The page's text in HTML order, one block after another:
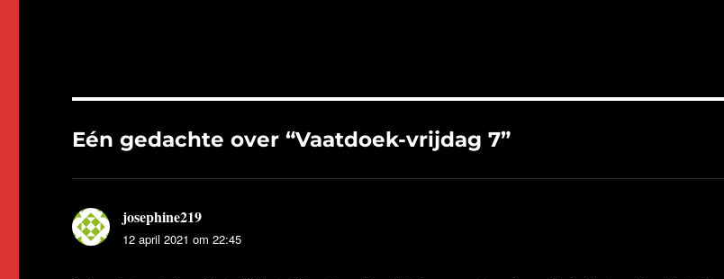
Eén gedachte over “Vaatdoek-vrijdag 7”
josephine219
12 april 2021 om 22:45